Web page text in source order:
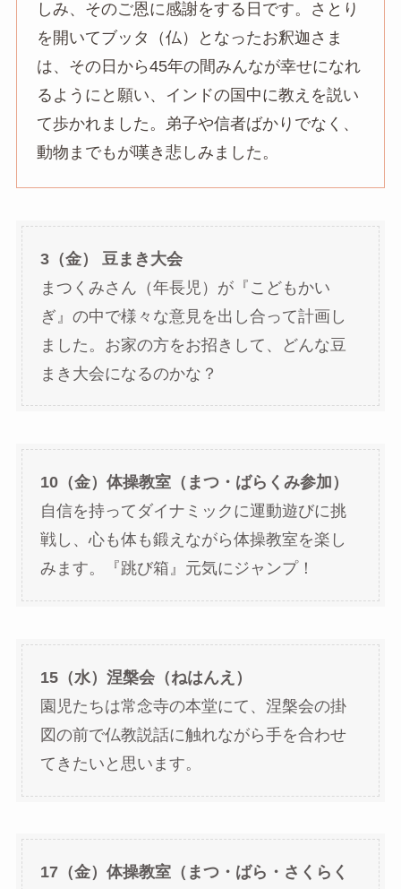
しみ、そのご恩に感謝をする日です。さとり
を開いてブッタ（仏）となったお釈迦さま
は、その日から45年の間みんなが幸せになれ
るようにと願い、インドの国中に教えを説い
て歩かれました。弟子や信者ばかりでなく、
動物までもが嘆き悲しみました。
3（金） 豆まき大会
まつくみさん（年長児）が『こどもかい
ぎ』の中で様々な意見を出し合って計画し
ました。お家の方をお招きして、どんな豆
まき大会になるのかな？
10（金）体操教室（まつ・ばらくみ参加）
自信を持ってダイナミックに運動遊びに挑
戦し、心も体も鍛えながら体操教室を楽し
みます。『跳び箱』元気にジャンプ！
15（水）涅槃会（ねはんえ）
園児たちは常念寺の本堂にて、涅槃会の掛
図の前で仏教説話に触れながら手を合わせ
てきたいと思います。
17（金）体操教室（まつ・ばら・さくらく